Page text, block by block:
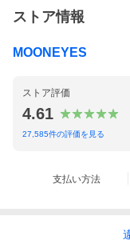
ストア情報
MOONEYES
ストア評価
4.61
27,585件の評価を見る
支払い方法